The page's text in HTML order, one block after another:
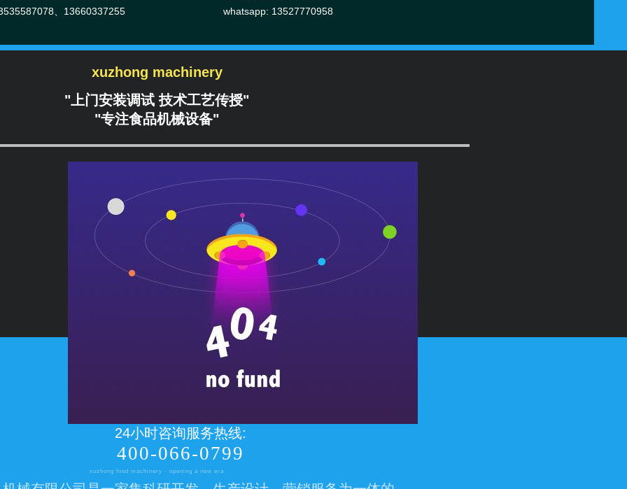
、13660337255
whatsapp: 13527770958
xuzhong machinery
"上门安装调试 技术工艺传授"
"专注食品机械设备"
24小时咨询服务热线:
400-066-0799
xuzhong food machinery · opening a new era